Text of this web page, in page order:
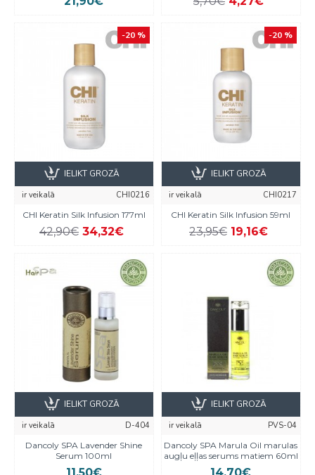
-20 %
ir veikalā
CHI0216
CHI Keratin Silk Infusion 177ml
42,90€ 34,32€
IELIKT GROZĀ
-20 %
ir veikalā
CHI0217
CHI Keratin Silk Infusion 59ml
23,95€ 19,16€
IELIKT GROZĀ
ir veikalā
D-404
Dancoly SPA Lavender Shine
Serum 100ml
IELIKT GROZĀ
ir veikalā
PVS-04
Dancoly SPA Marula Oil marulas
augļu eļļas serums matiem 60ml
IELIKT GROZĀ